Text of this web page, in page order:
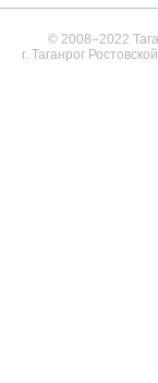
© 2008–2022
г. Таганрог